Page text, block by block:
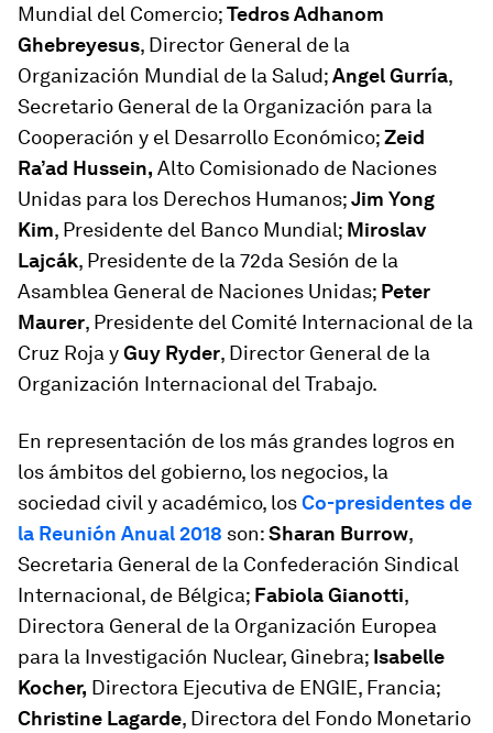
Mundial del Comercio;Tedros Adhanom
Ghebreyesus, Director General de la
Organización Mundial de la Salud;Angel Gurría,
Secretario General de la Organización para la
Cooperación y el Desarrollo Económico;Zeid
Ra’ad Hussein, Alto Comisionado de Naciones
Unidas para los Derechos Humanos;Jim Yong
Kim, Presidente del Banco Mundial; Miroslav
Lajcák, Presidente de la 72da Sesión de la
Asamblea General de Naciones Unidas; Peter
Maurer, Presidente del Comité Internacional de la
Cruz Roja yGuy Ryder, Director General de la
Organización Internacional del Trabajo.
En representación de los más grandes logros en
los ámbitos del gobierno, los negocios, la
sociedad civil y académico, losCo-presidentes de
la Reunión Anual 2018 son:Sharan Burrow,
Secretaria General de la Confederación Sindical
Internacional, de Bélgica; Fabiola Gianotti,
Directora General de la Organización Europea
para la Investigación Nuclear, Ginebra; Isabelle
Kocher, Directora Ejecutiva de ENGIE, Francia;
Christine Lagarde, Directora del Fondo Monetario